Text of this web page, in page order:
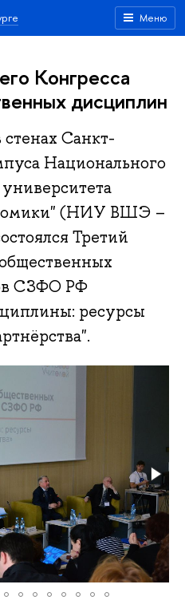
Меню
Конгресса
дисциплин
стенах Санкт-
Национального
университета
(НИУ ВШЭ –
Третий
СЗФО РФ
ресурсы